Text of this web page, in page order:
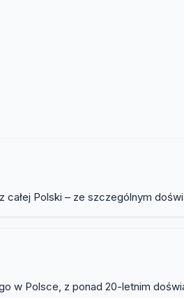
Polski – ze szczególnym
w Polsce, z ponad 20-letnim